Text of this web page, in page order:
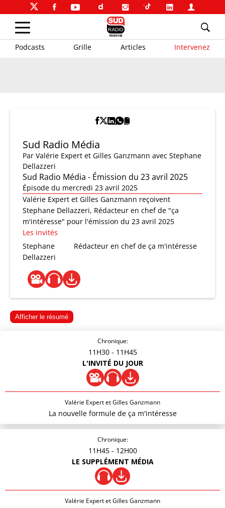
Podcasts Grille Articles Intervenez
Sud Radio Média
Par Valérie Expert et Gilles Ganzmann avec Stephane
Dellazzeri
Sud Radio Média - Émission du 23 avril 2025
Épisode du mercredi 23 avril 2025
Valérie Expert et Gilles Ganzmann reçoivent
Stephane Dellazzeri, Rédacteur en chef de "ça
m'intéresse" pour l'émission du 23 avril 2025
Les invités
Stephane
Dellazzeri
Rédacteur en chef de ça m'intéresse
Afficher le résumé
Chronique:
11H30 - 11H45
L'INVITÉ DU JOUR
Valérie Expert et Gilles Ganzmann
La nouvelle formule de ça m'intéresse
Chronique:
11H45 - 12H00
LE SUPPLÉMENT MÉDIA
Valérie Expert et Gilles Ganzmann